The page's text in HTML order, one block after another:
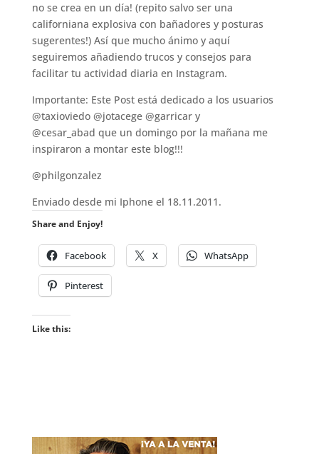
no se crea en un día! (repito salvo ser una
californiana explosiva con bañadores y posturas
sugerentes!) Así que mucho ánimo y aquí
seguiremos añadiendo trucos y consejos para
facilitar tu actividad diaria en Instagram.
Importante: Este Post está dedicado a los usuarios
@taxioviedo @jotacege @garricar y
@cesar_abad que un domingo por la mañana me
inspiraron a montar este blog!!!
@philgonzalez
Enviado desde mi Iphone el 18.11.2011.
Share and Enjoy!
Facebook X WhatsApp
Pinterest
Like this: